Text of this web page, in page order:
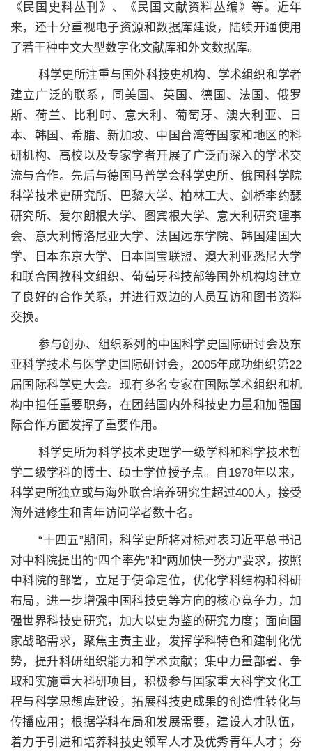
《民国史料丛刊》、《民国文献资料丛编》等。近年
来，还十分重视电子资源和数据库建设，陆续开通使用
了若干种中文大型数字化文献库和外文数据库。
科学史所注重与国外科技史机构、学术组织和学者
建立广泛的联系，同美国、英国、德国、法国、俄罗
斯、荷兰、比利时、意大利、葡萄牙、澳大利亚、日
本、韩国、希腊、新加坡、中国台湾等国家和地区的科
研机构、高校以及专家学者开展了广泛而深入的学术交
流与合作。先后与德国马普学会科学史所、俄国科学院
科学技术史研究所、巴黎大学、柏林工大、剑桥李约瑟
研究所、爱尔朗根大学、图宾根大学、意大利研究理事
会、意大利博洛尼亚大学、法国远东学院、韩国建国大
学、日本东京大学、日本国宝联盟、澳大利亚悉尼大学
和联合国教科文组织、葡萄牙科技部等国外机构均建立
了良好的合作关系，并进行双边的人员互访和图书资料
交换。
参与创办、组织系列的中国科学史国际研讨会及东
亚科学技术与医学史国际研讨会，2005年成功组织第22
届国际科学史大会。现有多名专家在国际学术组织和机
构中担任重要职务，在团结国内外科技史力量和加强国
际合作方面发挥了重要作用。
科学史所为科学技术史理学一级学科和科学技术哲
学二级学科的博士、硕士学位授予点。自1978年以来，
科学史所独立或与海外联合培养研究生超过400人，接受
海外进修生和青年访问学者数十名。
“十四五”期间，科学史所将对标对表习近平总书记
对中科院提出的“四个率先”和“两加快一努力”要求，按照
中科院的部署，立足于使命定位，优化学科结构和科研
布局，进一步增强中国科技史等方向的核心竞争力，加
强世界科技史研究，加大以史为鉴的研究力度；面向国
家战略需求，聚焦主责主业，发挥学科特色和建制化优
势，提升科研组织能力和学术贡献；集中力量部署、争
取和实施重大科研项目，积极参与国家重大科学文化工
程与科学思想库建设，拓展科技史成果的创造性转化与
传播应用；根据学科布局和发展需要，建设人才队伍，
着力于引进和培养科技史领军人才及优秀青年人才；夯